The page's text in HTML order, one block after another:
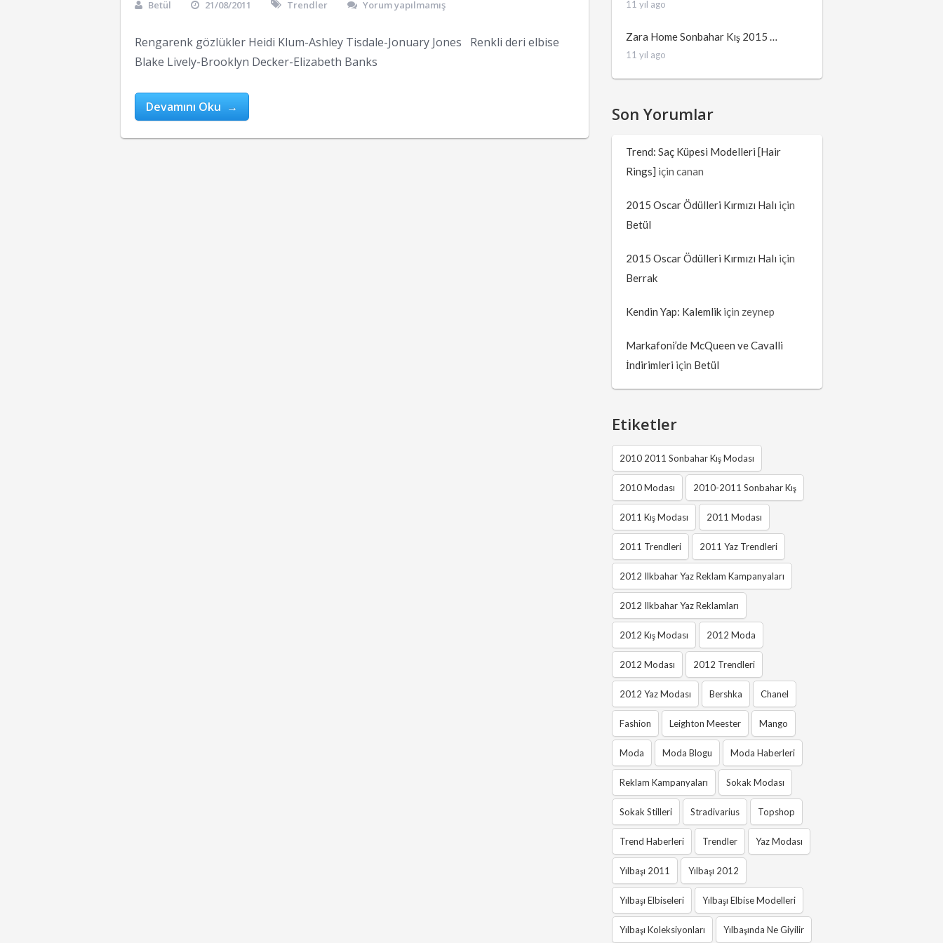
Betül 21/08/2011 Trendler Yorum yapılmamış
Rengarenk gözlükler Heidi Klum-Ashley Tisdale-Jonuary Jones Renkli deri elbise
Blake Lively-Brooklyn Decker-Elizabeth Banks
Devamını Oku →
11 yıl ago
Zara Home Sonbahar Kış 2015 …
11 yıl ago
Son Yorumlar
Trend: Saç Küpesi Modelleri [Hair
Rings] için canan
2015 Oscar Ödülleri Kırmızı Halı için
Betül
2015 Oscar Ödülleri Kırmızı Halı için
Berrak
Kendin Yap: Kalemlik için zeynep
Markafoni’de McQueen ve Cavalli
İndirimleri için Betül
Etiketler
2010 2011 Sonbahar Kış Modası
2010 Modası 2010-2011 Sonbahar Kış
2011 Kış Modası 2011 Modası
2011 Trendleri 2011 Yaz Trendleri
2012 Ilkbahar Yaz Reklam Kampanyaları
2012 Ilkbahar Yaz Reklamları
2012 Kış Modası 2012 Moda
2012 Modası 2012 Trendleri
2012 Yaz Modası Bershka Chanel
Fashion Leighton Meester Mango
Moda Moda Blogu Moda Haberleri
Reklam Kampanyaları Sokak Modası
Sokak Stilleri Stradivarius Topshop
Trend Haberleri Trendler Yaz Modası
Yılbaşı 2011 Yılbaşı 2012
Yılbaşı Elbiseleri Yılbaşı Elbise Modelleri
Yılbaşı Koleksiyonları Yılbaşında Ne Giyilir